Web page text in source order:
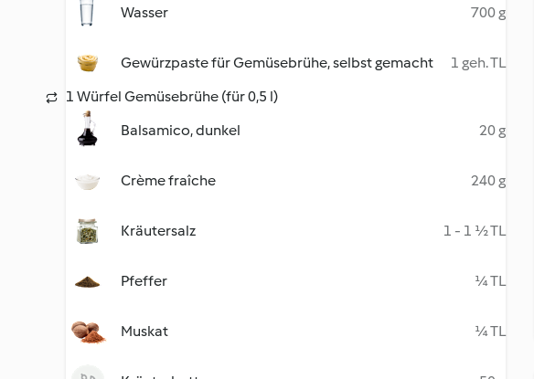
Wasser 700 g
Gewürzpaste für Gemüsebrühe, selbst gemacht
1 geh. TL
1 Würfel Gemüsebrühe (für 0,5 l)
Balsamico, dunkel
20 g
Crème fraîche 240 g
Kräutersalz 1 - 1 ½ TL
Pfeffer ¼ TL
Muskat ¼ TL